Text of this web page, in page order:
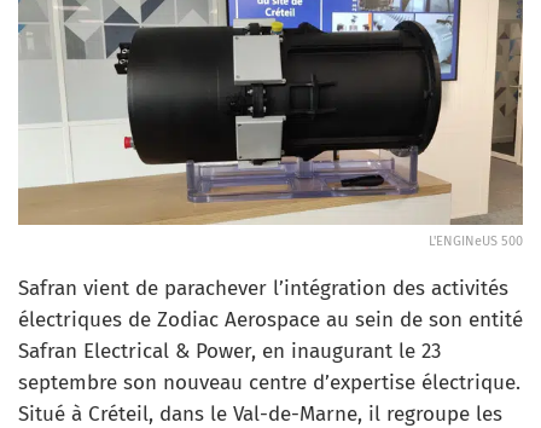
L'ENGINeUS 500
Safran vient de parachever l’intégration des activités
électriques de Zodiac Aerospace au sein de son entité
Safran Electrical & Power, en inaugurant le 23
septembre son nouveau centre d’expertise électrique.
Situé à Créteil, dans le Val-de-Marne, il regroupe les